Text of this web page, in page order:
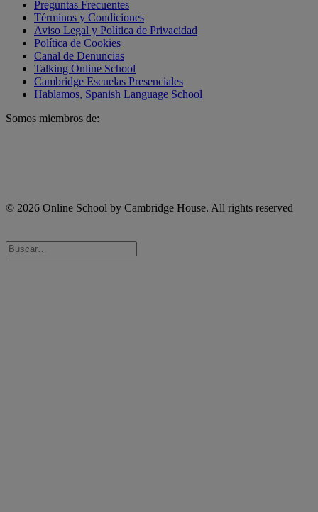
Preguntas Frecuentes
Términos y Condiciones
Aviso Legal y Política de Privacidad
Política de Cookies
Canal de Denuncias
Talking Online School
Cambridge Escuelas Presenciales
Hablamos, Spanish Language School
Somos miembros de:
© 2026 Online School by Cambridge House. All rights reserved